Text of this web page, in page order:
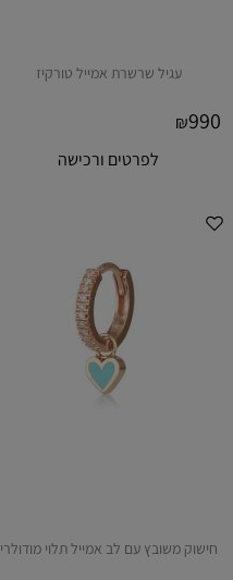
עגיל שרשרת אמייל טורקיז
₪990
לפרטים ורכישה
חישוק משובץ עם לב אמייל תלוי מודולרי